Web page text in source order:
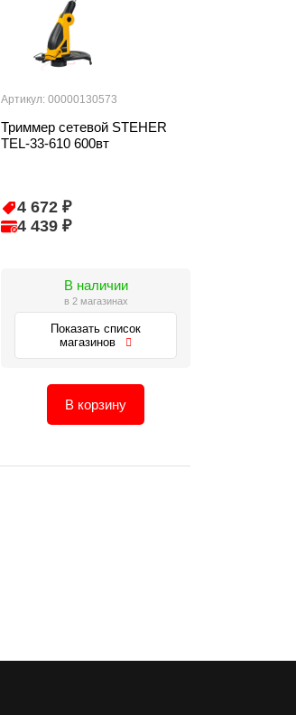
Артикул: 00000130573
Триммер сетевой STEHER
TEL-33-610 600вт
4 672 ₽
4 439 ₽
В наличии
в 2 магазинах
Показать список
магазинов
В корзину